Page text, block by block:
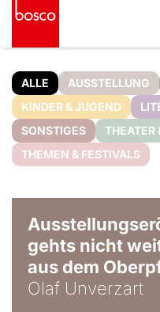
ALLE AUSSTELLUNG
KINDER & JUGEND
SONSTIGES
THEATER
THEMEN & FESTIVALS
gehts nicht
aus dem
Olaf Unverzart